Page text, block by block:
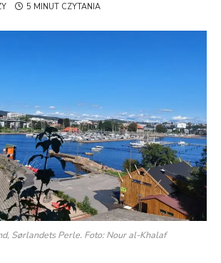
5 MINUT CZYTANIA
Sørlandets Perle. Foto: Nour al-Khalaf